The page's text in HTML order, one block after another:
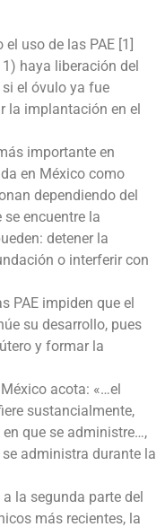
uso de las PAE [1]
haya liberación del
el óvulo ya fue
la implantación en el
importante en
en México como
dependiendo del
encuentre la
detener la
o interferir con
PAE impiden que el
su desarrollo, pues
y formar la
acota: «…el
sustancialmente,
que se administre…,
administra durante la
la segunda parte del
más recientes, la